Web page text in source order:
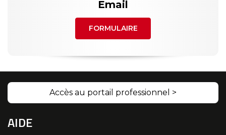
Email
FORMULAIRE
Accès au portail professionnel >
AIDE